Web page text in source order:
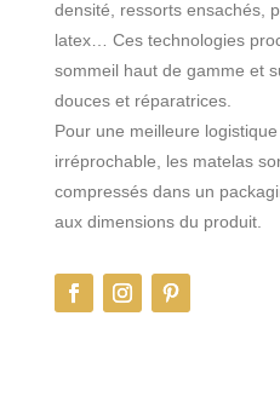
densité, ressorts ensachés,
latex… Ces technologies
sommeil haut de gamme et
douces et réparatrices.
Pour une meilleure
irréprochable, les matelas
compressés dans un
aux dimensions du produit.